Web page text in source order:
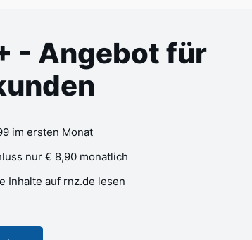
- Angebot für
im ersten Monat
nur € 8,90 monatlich
Inhalte auf rnz.de lesen